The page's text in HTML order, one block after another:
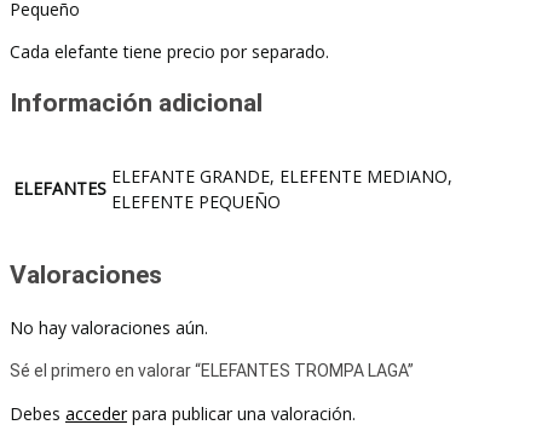
Pequeño
Cada elefante tiene precio por separado.
Información adicional
ELEFANTES
ELEFANTE GRANDE, ELEFENTE MEDIANO,
ELEFENTE PEQUEÑO
Valoraciones
No hay valoraciones aún.
Sé el primero en valorar “ELEFANTES TROMPA LAGA”
Debes accederpara publicar una valoración.